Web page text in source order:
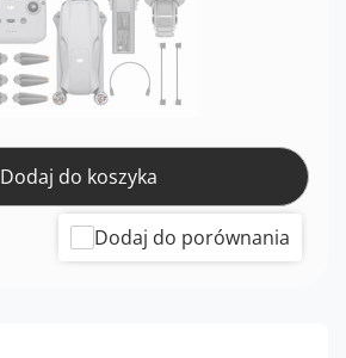
Dodaj do koszyka
Dodaj do porównania